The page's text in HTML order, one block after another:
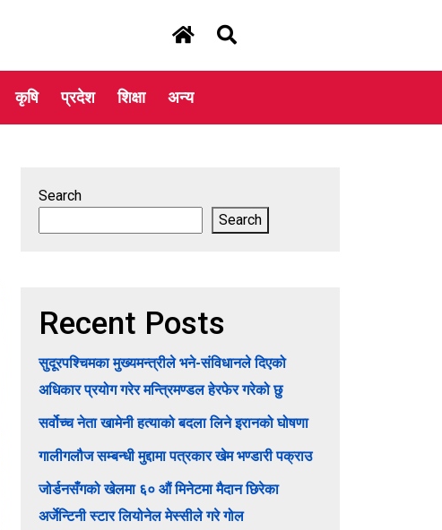
कृषि प्रदेश शिक्षा अन्य
Search
Search
Recent Posts
सुदूरपश्चिमका मुख्यमन्त्रीले भने-संविधानले दिएको
अधिकार प्रयोग गरेर मन्त्रिमण्डल हेरफेर गरेको छु
सर्वोच्च नेता खामेनी हत्याको बदला लिने इरानको घोषणा
गालीगलौज सम्बन्धी मुद्दामा पत्रकार खेम भण्डारी पक्राउ
जोर्डनसँगको खेलमा ६० औं मिनेटमा मैदान छिरेका
अर्जेन्टिनी स्टार लियोनेल मेस्सीले गरे गोल